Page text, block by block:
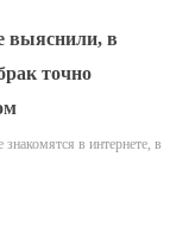
выяснили, в
точно
в интернете, в